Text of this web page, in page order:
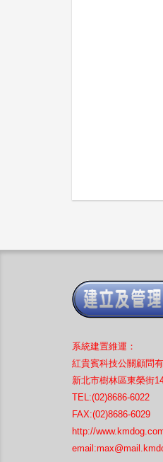
系統建置維運：
紅貴賓科技公關顧問
新北市樹林區東榮街
TEL:(02)8686-6022
FAX:(02)8686-6029
http://
email: